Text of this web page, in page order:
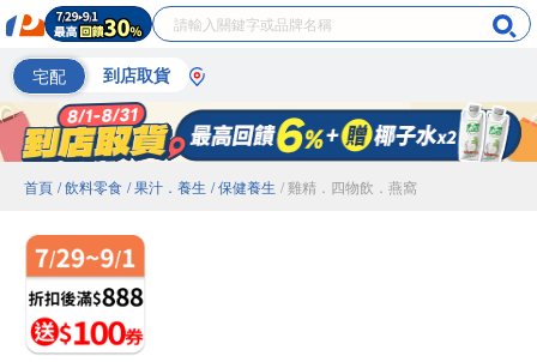
宅配 到店取貨
首頁 / 飲料零食 / 果汁．養生 / 保健養生 / 雞精．四物飲．燕窩